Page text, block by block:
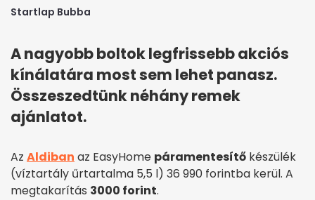
Startlap Bubba
A nagyobb boltok legfrissebb akciós
kínálatára most sem lehet panasz.
Összeszedtünk néhány remek
ajánlatot.
Az Aldiban az EasyHome páramentesítő készülék
(víztartály űrtartalma 5,5 l) 36 990 forintba kerül. A
megtakarítás 3000 forint.